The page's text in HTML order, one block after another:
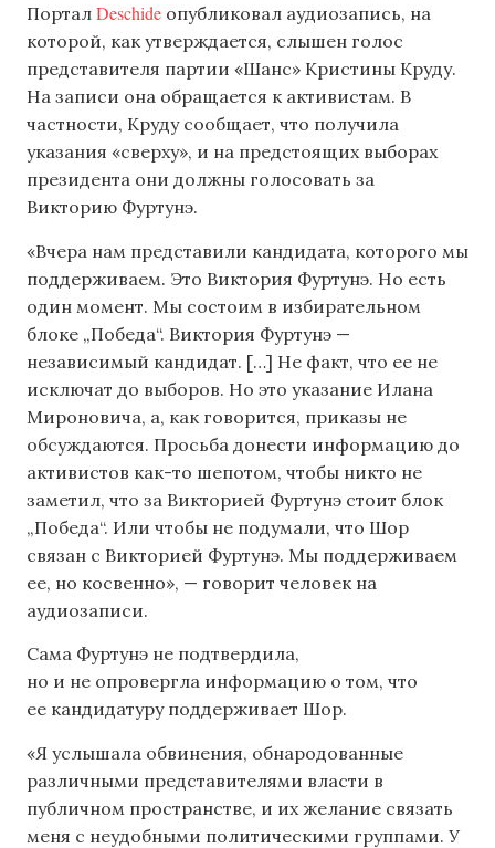
Портал Deschide опубликовал аудиозапись, на
которой, как утверждается, слышен голос
представителя партии «Шанс» Кристины Круду.
На записи она обращается к активистам. В
частности, Круду сообщает, что получила
указания «сверху», и на предстоящих выборах
президента они должны голосовать за
Викторию Фуртунэ.
«Вчера нам представили кандидата, которого мы
поддерживаем. Это Виктория Фуртунэ. Но есть
один момент. Мы состоим в избирательном
блоке „Победа“. Виктория Фуртунэ —
независимый кандидат. […] Не факт, что ее не
исключат до выборов. Но это указание Илана
Мироновича, а, как говорится, приказы не
обсуждаются. Просьба донести информацию до
активистов как-то шепотом, чтобы никто не
заметил, что за Викторией Фуртунэ стоит блок
„Победа“. Или чтобы не подумали, что Шор
связан с Викторией Фуртунэ. Мы поддерживаем
ее, но косвенно», — говорит человек на
аудиозаписи.
Сама Фуртунэ не подтвердила,
но и не опровергла информацию о том, что
ее кандидатуру поддерживает Шор.
«Я услышала обвинения, обнародованные
различными представителями власти в
публичном пространстве, и их желание связать
меня с неудобными политическими группами. У